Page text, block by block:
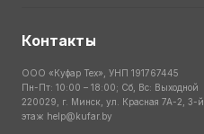
Контакты
ООО «Куфар Тех», УНП 191767445
Пн-Пт: 10:00 – 18:00; Сб, Вс: Выходной
220029, г. Минск, ул. Красная 7А-2, 3-й
этаж help@kufar.by